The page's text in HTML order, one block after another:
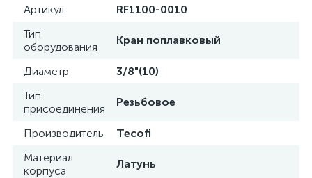
Артикул
RF1100-0010
Тип
оборудования
Кран поплавковый
Диаметр
3/8"(10)
Тип
присоединения
Резьбовое
Производитель
Tecofi
Материал
корпуса
Латунь